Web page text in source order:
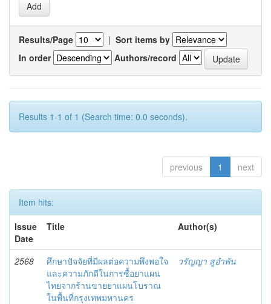
Results/Page | Sort items by
In order
Authors/record
Results 1-1 of 1 (Search time: 0.0 seconds).
previous 1 next
Item hits:
Issue
Date
Title Author(s)
2568
ศึกษาปัจจัยที่มีผลต่อความพึงพอใจ
และความภักดีในการซื้อยาแผน
ไทยจากร้านขายยาแผนโบราณ
ในพื้นที่กรุงเทพมหานคร
วรัญญา สูอำพัน